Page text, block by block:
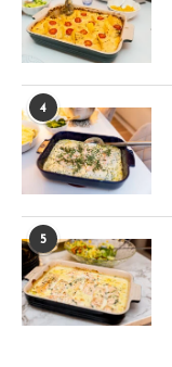
4
5